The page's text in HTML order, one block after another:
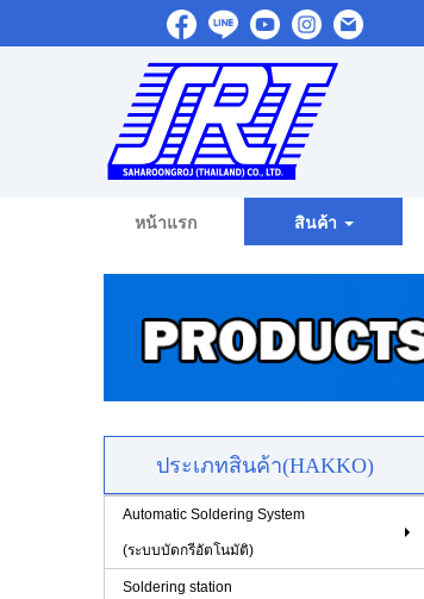
หน้าแรก สินค้า
ประเภทสินค้า(HAKKO)
Automatic Soldering System
(ระบบบัดกรีอัตโนมัติ)
Soldering station